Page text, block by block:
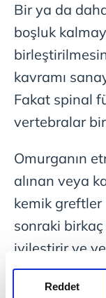
Reddet
Bir ya da
boşluk
kavramı
Fakat spinal
vertebralar
Omurganın
alınan veya
kemik
sonraki birkaç
iyileştirir ve
kaynatarak